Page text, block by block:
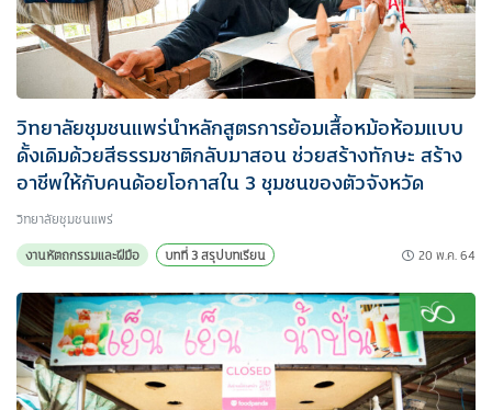
วิทยาลัยชุมชนแพร่นำหลักสูตรการย้อมเสื้อหม้อห้อมแบบ
ดั้งเดิมด้วยสีธรรมชาติกลับมาสอน ช่วยสร้างทักษะ สร้าง
อาชีพให้กับคนด้อยโอกาสใน 3 ชุมชนของตัวจังหวัด
วิทยาลัยชุมชนแพร่
งานหัตถกรรมและฝีมือ
บทที่ 3 สรุปบทเรียน 20 พ.ค. 64